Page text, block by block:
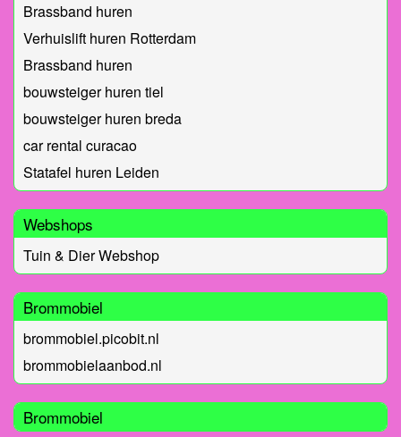
Brassband huren
Verhuislift huren Rotterdam
Brassband huren
bouwsteiger huren tiel
bouwsteiger huren breda
car rental curacao
Statafel huren Leiden
Webshops
Tuin & Dier Webshop
Brommobiel
brommobiel.picobit.nl
brommobielaanbod.nl
Brommobiel